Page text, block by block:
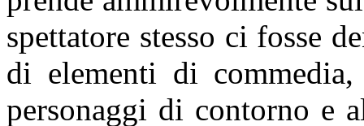
spettatore stesso ci fosse
di elementi di
personaggi di contorno e